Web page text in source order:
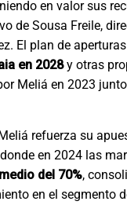
en valor sus
de Sousa Freile,
El plan de
en 2028y otras
Meliá en 2023
refuerza su
en 2024 las
del 70%,
en el segmento